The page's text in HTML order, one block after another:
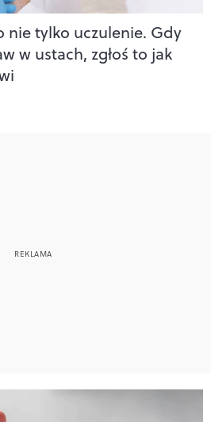
nie tylko uczulenie. Gdy
w ustach, zgłoś to jak